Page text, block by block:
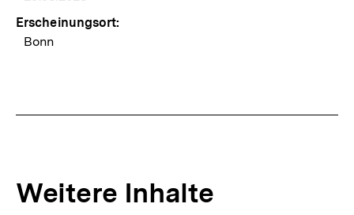
Erscheinungsort:
Bonn
Weitere Inhalte